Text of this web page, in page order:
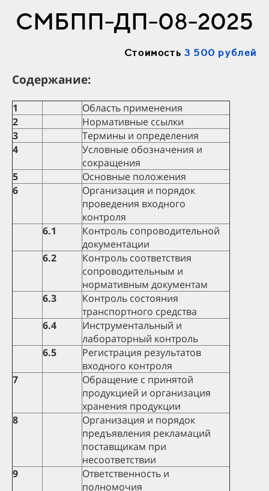
СМБПП-ДП-08-2025
Стоимость 3 500 рублей
Содержание:
1
Область применения
2
Нормативные ссылки
3
Термины и определения
4
Условные обозначения и
сокращения
5
Основные положения
6
Организация и порядок
проведения входного
контроля
6.1
Контроль сопроводительной
документации
6.2
Контроль соответствия
сопроводительным и
нормативным документам
6.3
Контроль состояния
транспортного средства
6.4
Инструментальный и
лабораторный контроль
6.5
Регистрация результатов
входного контроля
7
Обращение с принятой
продукцией и организация
хранения продукции
8
Организация и порядок
предъявления рекламаций
поставщикам при
несоответствии
9
Ответственность и
полномочия